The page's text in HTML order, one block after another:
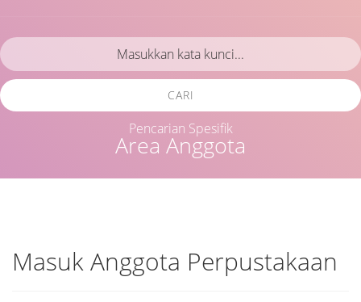
Area Anggota
CARI
Pencarian Spesifik
Masuk Anggota Perpustakaan